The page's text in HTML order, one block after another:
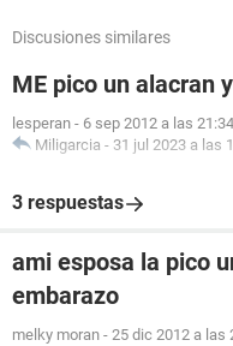
Discusiones similares
ME pico un alacran
lesperan - 6 sep 2012 a las 21:34
Miligarcia - 31 jul 2023 a las
3 respuestas
ami esposa la pico
embarazo
melky moran - 25 dic 2012 a las